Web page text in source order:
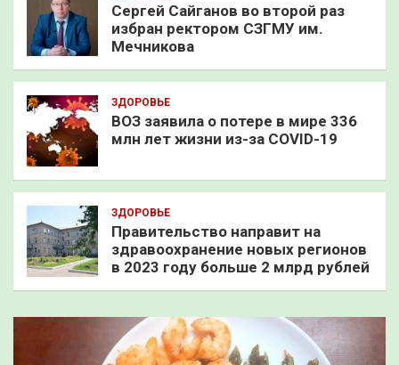
Сергей Сайганов во второй раз
избран ректором СЗГМУ им.
Мечникова
ЗДОРОВЬЕ
ВОЗ заявила о потере в мире 336
млн лет жизни из-за COVID-19
ЗДОРОВЬЕ
Правительство направит на
здравоохранение новых регионов
в 2023 году больше 2 млрд рублей